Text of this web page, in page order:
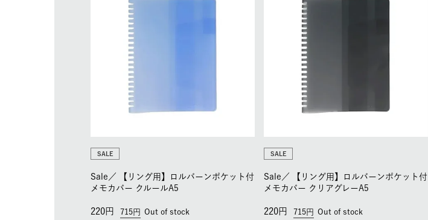
SALE
Sale／
【リング用】ロルバーンポケット付
メモカバー クルールA5
715
220 Out of stock
SALE
Sale／
【リング用】ロルバーンポケット付
メモカバー クリアグレーA5
715
220 Out of stock